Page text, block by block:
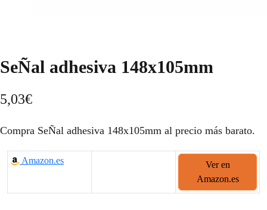
SeÑal adhesiva 148x105mm
5,03€
Compra SeÑal adhesiva 148x105mm al precio más barato.
Amazon.es
Ver en
Amazon.es